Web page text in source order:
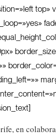
top»
en